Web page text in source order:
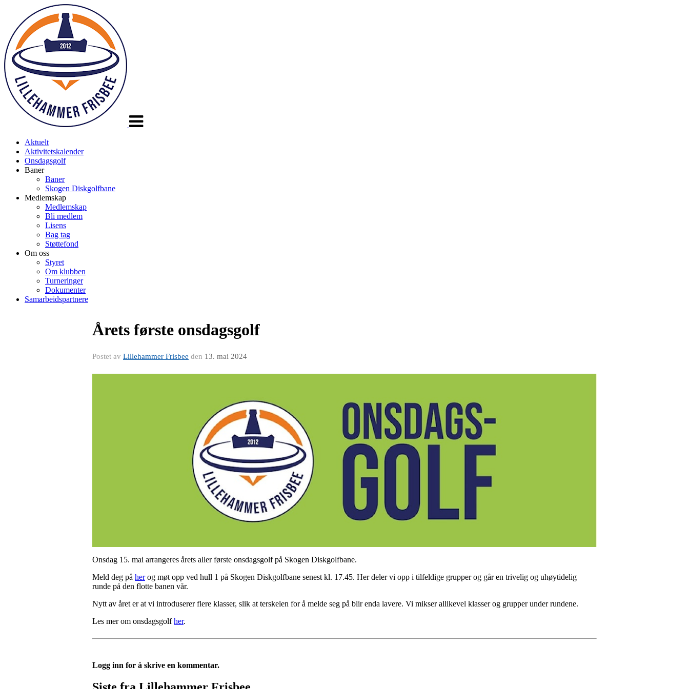
Aktuelt
Aktivitetskalender
Onsdagsgolf
Baner
Baner
Skogen Diskgolfbane
Medlemskap
Medlemskap
Bli medlem
Lisens
Bag tag
Støttefond
Om oss
Styret
Om klubben
Turneringer
Dokumenter
Samarbeidspartnere
Årets første onsdagsgolf
Postet av Lillehammer Frisbee den 13. mai 2024
Onsdag 15. mai arrangeres årets aller første onsdagsgolf på Skogen Diskgolfbane.
Meld deg på herog møt opp ved hull 1 på Skogen Diskgolfbane senest kl. 17.45. Her deler vi opp i tilfeldige grupper og går en trivelig og uhøytidelig
runde på den flotte banen vår.
Nytt av året er at vi introduserer flere klasser, slik at terskelen for å melde seg på blir enda lavere. Vi mikser allikevel klasser og grupper under rundene.
Les mer om onsdagsgolfher.
Logg inn for å skrive en kommentar.